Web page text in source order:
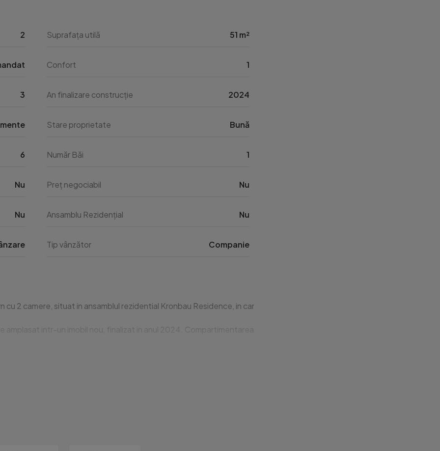
2 Suprafața utilă 51 m²
Confort 1
3 An finalizare construcție 2024
Stare proprietate Bună
6 Număr Băi 1
Nu Preț negociabil Nu
Nu Ansamblu Rezidențial Nu
Tip vânzător Companie
cu 2 camere, situat in ansamblul rezidential Kronbau Residence, in cartierul Noua din Brasov – o zona apreciata pentru
amplasat intr-un imobil nou, finalizat in anul 2024. Compartimentarea este eficienta si ofera confortul necesar unei